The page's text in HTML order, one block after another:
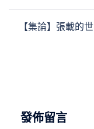
【集論】張載的
發佈留言